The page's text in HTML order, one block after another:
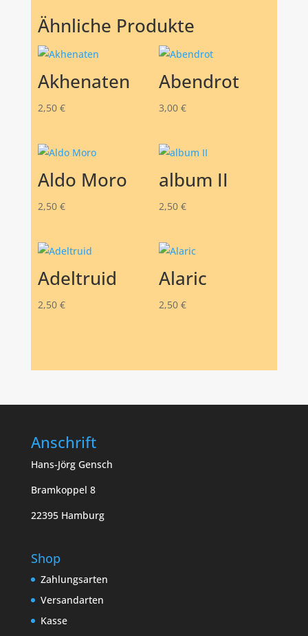
Ähnliche Produkte
Akhenaten
2,50 €
Abendrot
3,00 €
Aldo Moro
2,50 €
album II
2,50 €
Adeltruid
2,50 €
Alaric
2,50 €
Anschrift
Hans-Jörg Gensch
Bramkoppel 8
22395 Hamburg
Shop
Zahlungsarten
Versandarten
Kasse